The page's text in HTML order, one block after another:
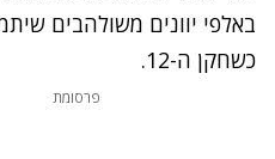
באלפי יוונים משולהבים
כשחקן ה-12.
פרסומת